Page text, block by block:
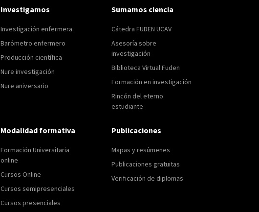
Investigamos
Investigación enfermera
Barómetro enfermero
Producción científica
Nure investigación
Nure aniversario
Sumamos ciencia
Cátedra FUDEN UCAV
Asesoría sobre
investigación
Biblioteca Virtual Fuden
Formación en investigación
Rincón del eterno
estudiante
Modalidad formativa
Formación Universitaria
online
Cursos Online
Cursos semipresenciales
Cursos presenciales
Publicaciones
Mapas y resúmenes
Publicaciones gratuitas
Verificación de diplomas